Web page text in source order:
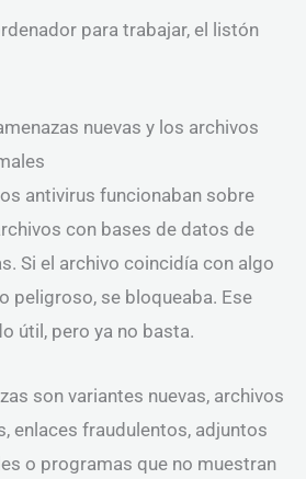
para trabajar, el listón
nuevas y los archivos
antivirus funcionaban sobre
con bases de datos de
Si el archivo coincidía con algo
peligroso, se bloqueaba. Ese
útil, pero ya no basta.
son variantes nuevas, archivos
enlaces fraudulentos, adjuntos
o programas que no muestran